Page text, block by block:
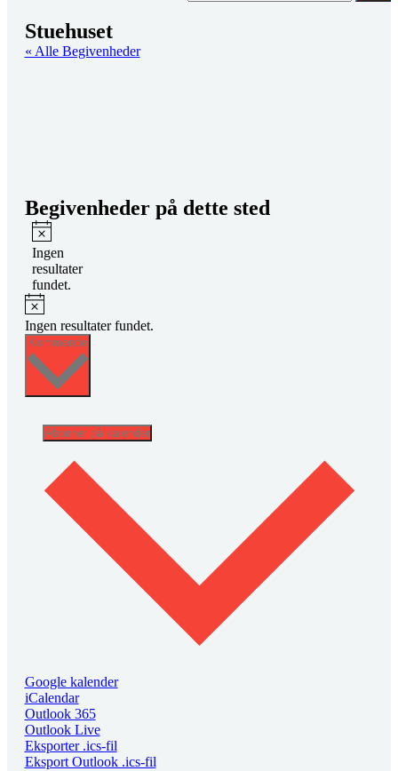
Stuehuset
« Alle Begivenheder
Begivenheder på dette sted
Notice
Ingen
resultater
fundet.
Notice
Ingen resultater fundet.
Kommende Vælg
Abonner på kalender
Google kalender
iCalendar
Outlook 365
Outlook Live
Eksporter .ics-fil
Eksport Outlook .ics-fil